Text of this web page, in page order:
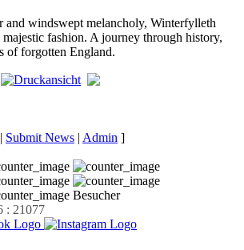
and windswept melancholy, Winterfylleth
fashion. A journey through history,
of forgotten England.
Submit News | Admin ]
Besucher
: 21077